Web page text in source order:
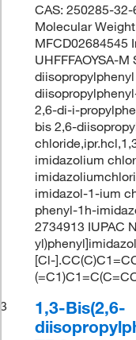
CAS: 250285-
Molecular
MFCD02684545
UHFFFAOYSA-
2,6-di-i-
bis 2,6-
imidazolium
imidazol-1-ium
phenyl-1h-
2734913 IUPAC
[Cl-
3
1,3-Bis(2,6-